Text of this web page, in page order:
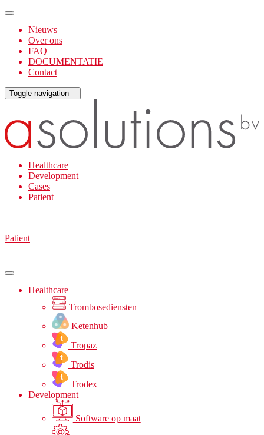
Nieuws
Over ons
FAQ
DOCUMENTATIE
Contact
Toggle navigation
Healthcare
Development
Cases
Patient
Patient
Healthcare
Trombosediensten
Ketenhub
Tropaz
Trodis
Trodex
Development
Software op maat